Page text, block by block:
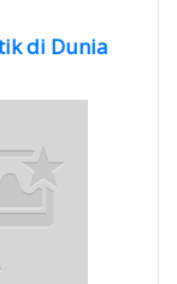
di Dunia